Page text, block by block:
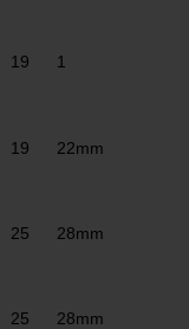
19 1
19 22mm
25 28mm
25 28mm